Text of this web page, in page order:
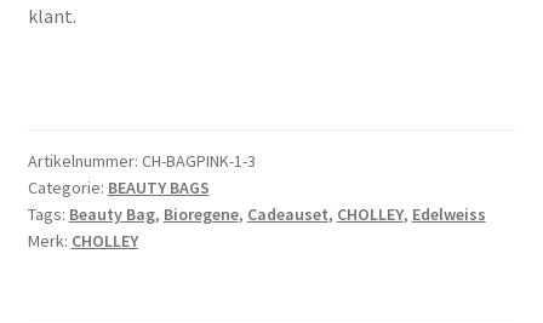
klant.
Artikelnummer: CH-BAGPINK-1-3
Categorie: BEAUTY BAGS
Tags: Beauty Bag, Bioregene, Cadeauset, CHOLLEY, Edelweiss
Merk: CHOLLEY